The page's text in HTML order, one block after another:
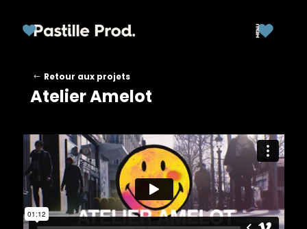
Retour aux projets
Atelier Amelot